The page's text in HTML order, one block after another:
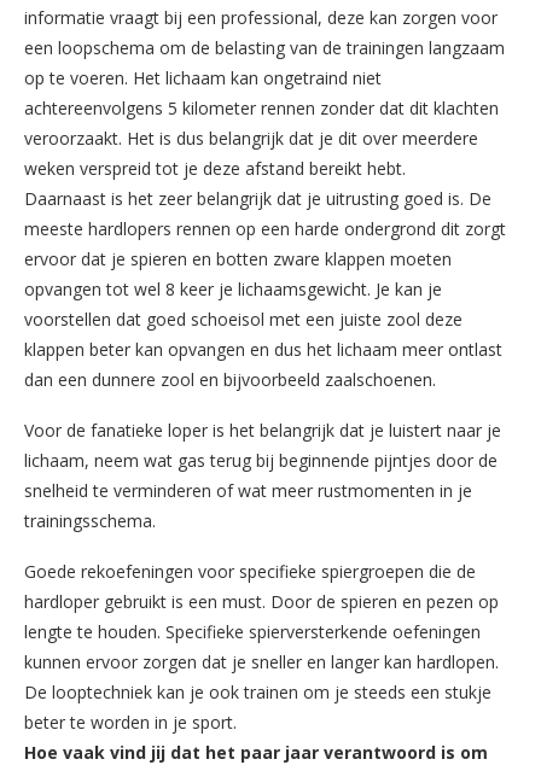
informatie vraagt bij een professional, deze kan zorgen voor
een loopschema om de belasting van de trainingen langzaam
op te voeren. Het lichaam kan ongetraind niet
achtereenvolgens 5 kilometer rennen zonder dat dit klachten
veroorzaakt. Het is dus belangrijk dat je dit over meerdere
weken verspreid tot je deze afstand bereikt hebt.
Daarnaast is het zeer belangrijk dat je uitrusting goed is. De
meeste hardlopers rennen op een harde ondergrond dit zorgt
ervoor dat je spieren en botten zware klappen moeten
opvangen tot wel 8 keer je lichaamsgewicht. Je kan je
voorstellen dat goed schoeisol met een juiste zool deze
klappen beter kan opvangen en dus het lichaam meer ontlast
dan een dunnere zool en bijvoorbeeld zaalschoenen.
Voor de fanatieke loper is het belangrijk dat je luistert naar je
lichaam, neem wat gas terug bij beginnende pijntjes door de
snelheid te verminderen of wat meer rustmomenten in je
trainingsschema.
Goede rekoefeningen voor specifieke spiergroepen die de
hardloper gebruikt is een must. Door de spieren en pezen op
lengte te houden. Specifieke spierversterkende oefeningen
kunnen ervoor zorgen dat je sneller en langer kan hardlopen.
De looptechniek kan je ook trainen om je steeds een stukje
beter te worden in je sport.
Hoe vaak vind jij dat het paar jaar verantwoord is om